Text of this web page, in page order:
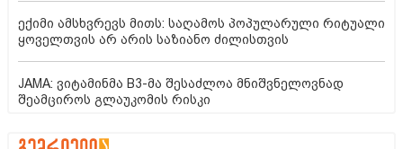
ექიმი ამსხვრევს მითს: საღამოს პოპულარული რიტუალი
ყოველთვის არ არის საზიანო ძილისთვის
JAMA: ვიტამინმა B3-მა შესაძლოა მნიშვნელოვნად
შეამციროს გლაუკომის რისკი